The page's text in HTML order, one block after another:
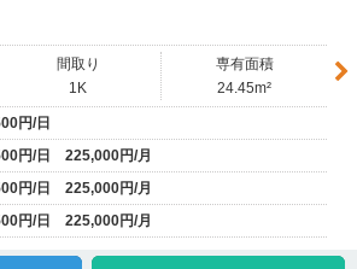
間取り
1K
専有面積
24.45m²
円/日
円/日 225,000円/月
円/日 225,000円/月
円/日 225,000円/月